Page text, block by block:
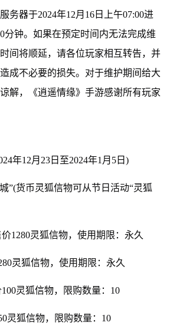
务器于2024年12月16日上午07:00进
分钟。如果在预定时间内无法完成维
间将顺延，请各位玩家相互转告，并
成不必要的损失。对于维护期间给大
解，《逍遥情缘》手游感谢所有玩家
年12月23日至2024年1月5日)
”(货币灵狐信物可从节日活动“灵狐
1280灵狐信物，使用期限：永久
灵狐信物，使用期限：永久
灵狐信物，限购数量：10
灵狐信物，限购数量：10